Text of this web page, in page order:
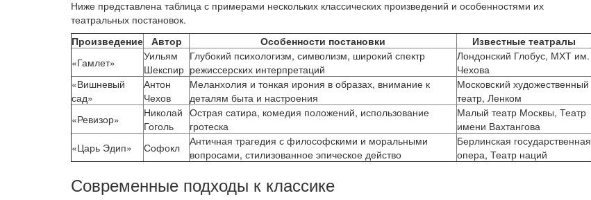
Ниже представлена таблица с примерами нескольких классических произведений и особенностями их
театральных постановок.
Произведение Автор Особенности постановки
Известные театралы
«Гамлет»
Уильям
Шекспир
Глубокий психологизм, символизм, широкий спектр
режиссерских интерпретаций
Лондонский Глобус, МХТ им.
Чехова
«Вишневый
сад»
Антон
Чехов
Меланхолия и тонкая ирония в образах, внимание к
деталям быта и настроения
Московский художественный
театр, Ленком
«Ревизор»
Николай
Гоголь
Острая сатира, комедия положений, использование
гротеска
Малый театр Москвы, Театр
имени Вахтангова
«Царь Эдип»
Софокл
Античная трагедия с философскими и моральными
вопросами, стилизованное эпическое действо
Берлинская государственная
опера, Театр наций
Современные подходы к классике